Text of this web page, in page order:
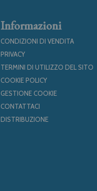
Informazioni
CONDIZIONI DI VENDITA
PRIVACY
TERMINI DI UTILIZZO DEL SITO
COOKIE POLICY
GESTIONE COOKIE
CONTATTACI
DISTRIBUZIONE